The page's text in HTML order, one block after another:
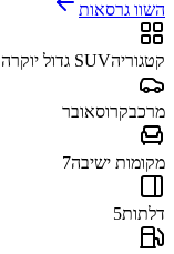
השוו גרסאות
קטגוריהSUV גדול יוקרה
מרכבקרוסאובר
מקומות ישיבה7
דלתות5